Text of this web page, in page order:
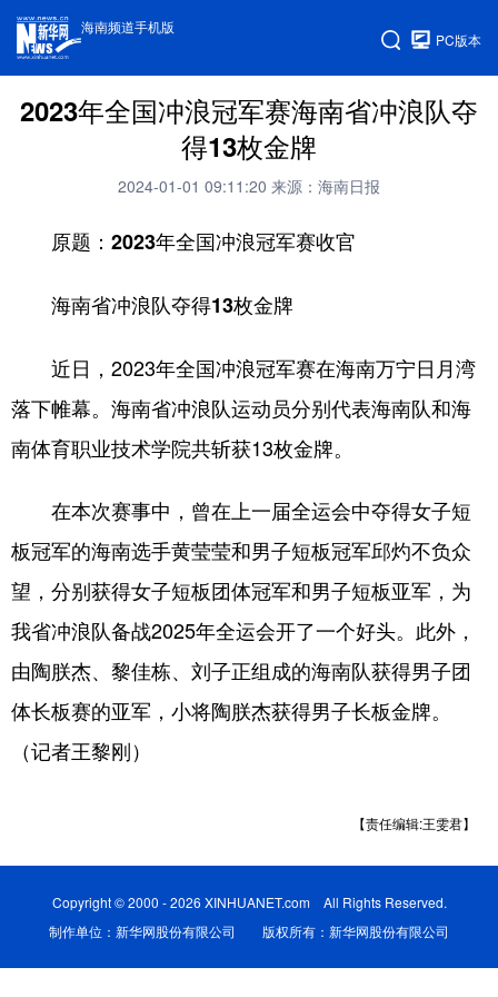
海南频道手机版
PC版本
2023年全国冲浪冠军赛海南省冲浪队夺
得13枚金牌
2024-01-01 09:11:20 来源：海南日报
原题：2023年全国冲浪冠军赛收官
海南省冲浪队夺得13枚金牌
近日，2023年全国冲浪冠军赛在海南万宁日月湾
落下帷幕。海南省冲浪队运动员分别代表海南队和海
南体育职业技术学院共斩获13枚金牌。
在本次赛事中，曾在上一届全运会中夺得女子短
板冠军的海南选手黄莹莹和男子短板冠军邱灼不负众
望，分别获得女子短板团体冠军和男子短板亚军，为
我省冲浪队备战2025年全运会开了一个好头。此外，
由陶朕杰、黎佳栋、刘子正组成的海南队获得男子团
体长板赛的亚军，小将陶朕杰获得男子长板金牌。
（记者王黎刚）
【责任编辑:王雯君】
Copyright © 2000 - 2026 XINHUANET.com All Rights Reserved.
制作单位：新华网股份有限公司 版权所有：新华网股份有限公司